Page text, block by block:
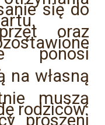
się do
oraz
ponosi
na własną
muszą
rodziców.
proszeni